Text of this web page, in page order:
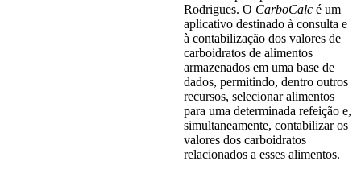
Rodrigues. O CarboCalc é um
aplicativo destinado à consulta e
à contabilização dos valores de
carboidratos de alimentos
armazenados em uma base de
dados, permitindo, dentro outros
recursos, selecionar alimentos
para uma determinada refeição e,
simultaneamente, contabilizar os
valores dos carboidratos
relacionados a esses alimentos.